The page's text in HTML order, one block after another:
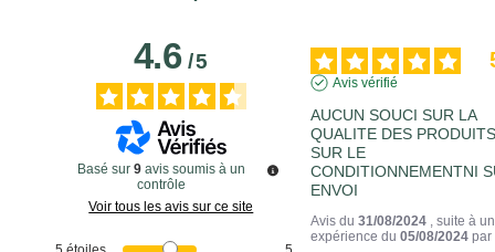
4.6/5
Basé sur 9 avis soumis à un
contrôle
Voir tous les avis sur ce site
Avis vérifié
AUCUN SOUCI SUR LA
QUALITE DES
SUR LE
CONDITIONNEMENTNI
ENVOI
Avis du31/08/2024 , suite à
expérience du05/08/2024 par